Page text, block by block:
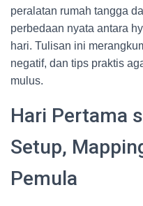
peralatan rumah tangga
perbedaan nyata antara
hari. Tulisan ini
negatif, dan tips praktis
mulus.
Hari Pertama
Setup,
Pemula